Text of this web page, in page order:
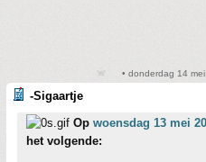
• donderdag 14
-Sigaartje
Op woensdag 13 mei
het volgende: